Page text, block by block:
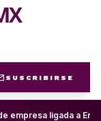
SUSCRIBIRSE
empresa ligada a